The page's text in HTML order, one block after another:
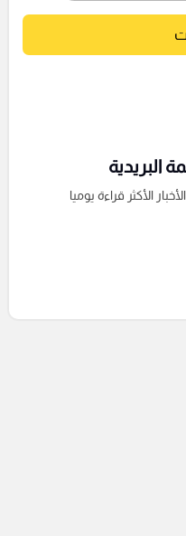
البريدية
الأكثر قراءة يوميا